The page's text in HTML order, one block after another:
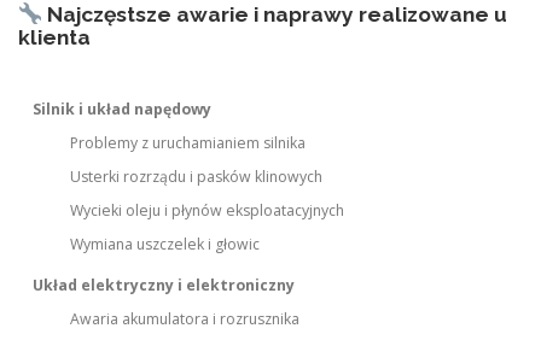
Najczęstsze awarie i naprawy realizowane u
klienta
Silnik i układ napędowy
Problemy z uruchamianiem silnika
Usterki rozrządu i pasków klinowych
Wycieki oleju i płynów eksploatacyjnych
Wymiana uszczelek i głowic
Układ elektryczny i elektroniczny
Awaria akumulatora i rozrusznika